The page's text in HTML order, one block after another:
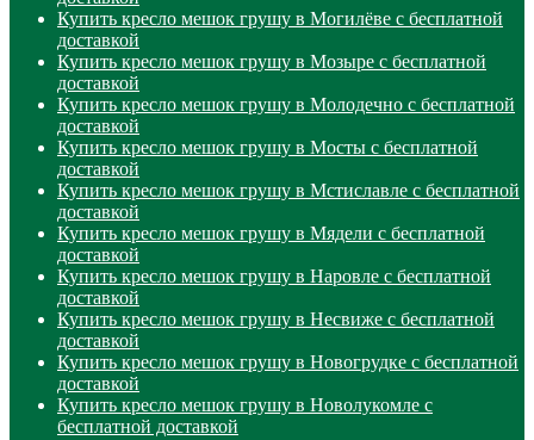
Купить кресло мешок грушу в Могилёве с бесплатной
доставкой
Купить кресло мешок грушу в Мозыре с бесплатной
доставкой
Купить кресло мешок грушу в Молодечно с бесплатной
доставкой
Купить кресло мешок грушу в Мосты с бесплатной
доставкой
Купить кресло мешок грушу в Мстиславле с бесплатной
доставкой
Купить кресло мешок грушу в Мядели с бесплатной
доставкой
Купить кресло мешок грушу в Наровле с бесплатной
доставкой
Купить кресло мешок грушу в Несвиже с бесплатной
доставкой
Купить кресло мешок грушу в Новогрудке с бесплатной
доставкой
Купить кресло мешок грушу в Новолукомле с
бесплатной доставкой